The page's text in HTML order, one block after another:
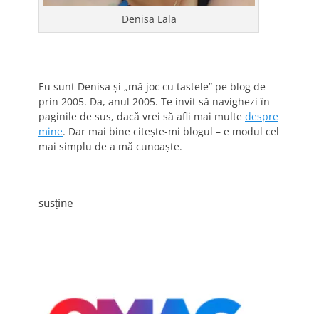
Denisa Lala
Eu sunt Denisa și „mă joc cu tastele” pe blog de
prin 2005. Da, anul 2005. Te invit să navighezi în
paginile de sus, dacă vrei să afli mai multe despre
mine. Dar mai bine citește-mi blogul – e modul cel
mai simplu de a mă cunoaște.
susține